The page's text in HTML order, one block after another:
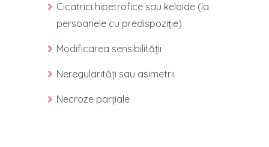
Cicatrici hipetrofice sau keloide (la
persoanele cu predispoziție)
Modificarea sensibilității
Neregularități sau asimetrii
Necroze parțiale